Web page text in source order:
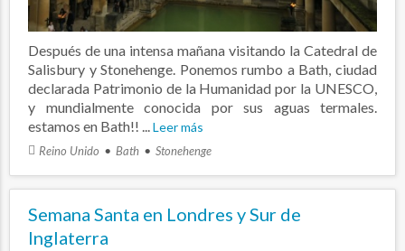
Después de una intensa mañana visitando la Catedral de
Salisbury y Stonehenge. Ponemos rumbo a Bath, ciudad
declarada Patrimonio de la Humanidad por la UNESCO,
y mundialmente conocida por sus aguas termales.
estamos en Bath!! ... Leer más
Reino Unido Bath Stonehenge
Semana Santa en Londres y Sur de
Inglaterra